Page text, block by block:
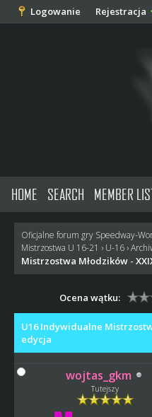
Logowanie Rejestracja
HOME SEARCH MEMBER
Oficjalne forum gry Speedway-
Mistrzostwa U 16-21 › U-16›
Mistrzostwa Młodzików -
Ocena wątku:
U16 Indywidualne
edycja
wojtas_gkm
Tutejszy